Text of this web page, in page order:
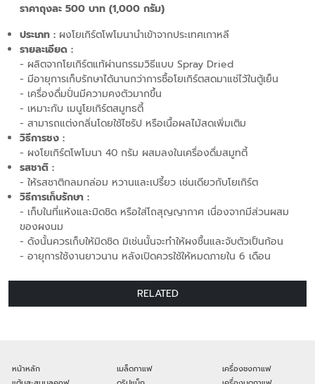
ราคาถุงละ 500 บาท (1,000 กรัม)
ประเภท : ผงโยเกิร์ตโพโมนานำเข้าจากประเทศเกาหลี
รายละเอียด :
- ผลิตจากโยเกิร์ตแท้ผ่านกรรมวิธีแบบ Spray Dried
- มีอายุการเก็บรักษาได้นานกว่าการซื้อโยเกิร์ตสดมาแช่ไว้ในตู้เย็น
- เครื่องดื่มปั่นมีความคงตัวมากขึ้น
- เหมาะกับ เมนูโยเกิร์ตสมูทธตี้
- สามารถแต่งกลิ่นโดยใช้ไซรัป หรือเนื้อผลไม้สดเพิ่มเติม
วิธีการชง :
- ผงโยเกิร์ตโพโมนา 40 กรัม ผสมลงในเครื่องดื่มสมูทตี้
รสชาติ :
- ให้รสชาติกลมกล่อม หวานและเปรี้ยว เช่นเดียวกับโยเกิร์ต
วิธีการเก็บรักษา :
- เก็บในที่แห้งและมิดชิด หรือใส่โถสุญญากาศ เนื่องจากมีส่วนผสม
ของผงนม
- ดังนั้นควรเก็บให้มิดชิด มิเช่นนั้นจะทำให้ผงชื้นและจับตัวเป็นก้อน
- อายุการใช้งานยาวนาน หลังเปิดควรใช้ให้หมดภายใน 6 เดือน
RELATED
หน้าหลัก
เมล็ดกาแฟ
เครื่องชงกาแฟ